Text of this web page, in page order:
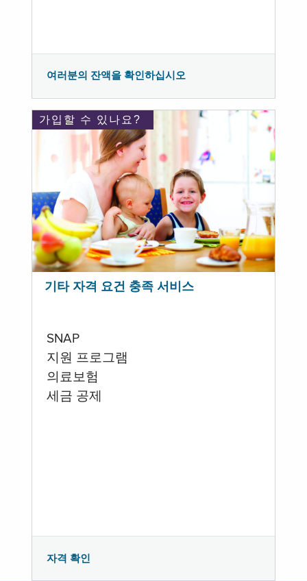
여러분의 잔액을 확인하십시오
가입할 수 있나요?
기타 자격 요건 충족 서비스
SNAP
지원 프로그램
의료보험
세금 공제
자격 확인